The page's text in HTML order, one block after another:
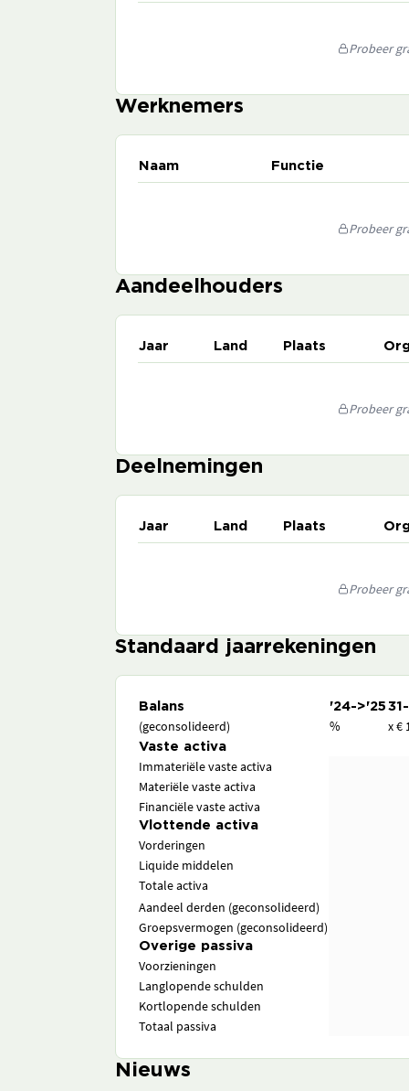
Probeer
Werknemers
Naam Functie
Probeer
Aandeelhouders
Jaar Land Plaats
Probeer
Deelnemingen
Jaar Land Plaats
Probeer
Standaard jaarrekeningen
Balans '24->'25
(geconsolideerd) % x €
Vaste activa
Immateriële vaste activa
Materiële vaste activa
Financiële vaste activa
Vlottende activa
Vorderingen
Liquide middelen
Totale activa
Aandeel derden (geconsolideerd)
Groepsvermogen (geconsolideerd)
Overige passiva
Voorzieningen
Langlopende schulden
Kortlopende schulden
Totaal passiva
Nieuws